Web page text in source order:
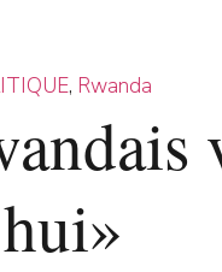
, Rwanda